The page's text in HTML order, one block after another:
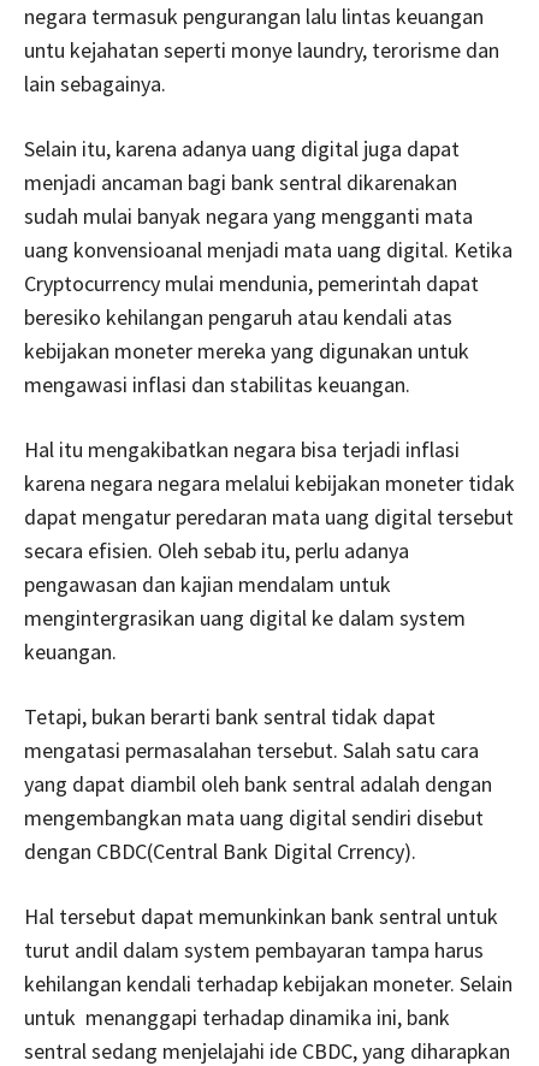
negara termasuk pengurangan lalu lintas keuangan
untu kejahatan seperti monye laundry, terorisme dan
lain sebagainya.
Selain itu, karena adanya uang digital juga dapat
menjadi ancaman bagi bank sentral dikarenakan
sudah mulai banyak negara yang mengganti mata
uang konvensioanal menjadi mata uang digital. Ketika
Cryptocurrency mulai mendunia, pemerintah dapat
beresiko kehilangan pengaruh atau kendali atas
kebijakan moneter mereka yang digunakan untuk
mengawasi inflasi dan stabilitas keuangan.
Hal itu mengakibatkan negara bisa terjadi inflasi
karena negara negara melalui kebijakan moneter tidak
dapat mengatur peredaran mata uang digital tersebut
secara efisien. Oleh sebab itu, perlu adanya
pengawasan dan kajian mendalam untuk
mengintergrasikan uang digital ke dalam system
keuangan.
Tetapi, bukan berarti bank sentral tidak dapat
mengatasi permasalahan tersebut. Salah satu cara
yang dapat diambil oleh bank sentral adalah dengan
mengembangkan mata uang digital sendiri disebut
dengan CBDC(Central Bank Digital Crrency).
Hal tersebut dapat memunkinkan bank sentral untuk
turut andil dalam system pembayaran tampa harus
kehilangan kendali terhadap kebijakan moneter. Selain
untuk menanggapi terhadap dinamika ini, bank
sentral sedang menjelajahi ide CBDC, yang diharapkan